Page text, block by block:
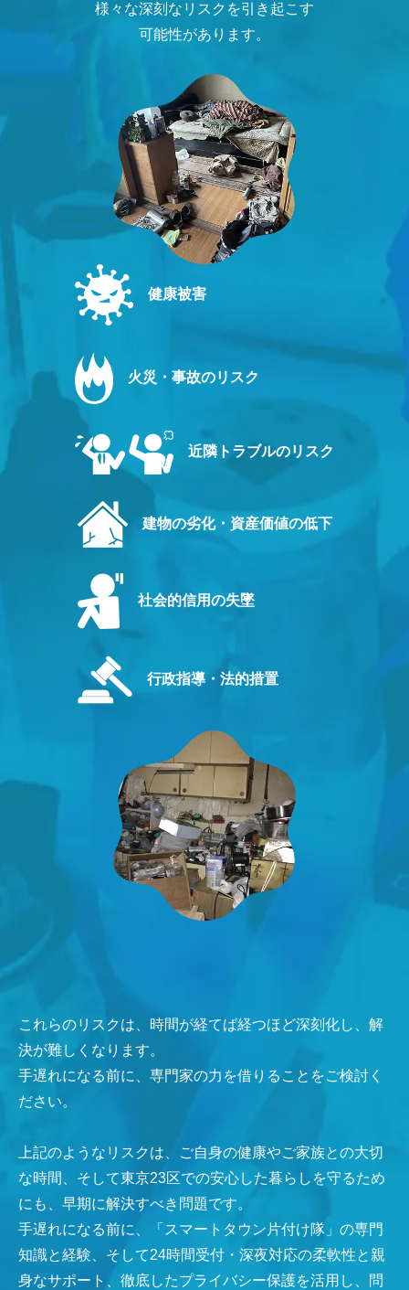
様々な深刻なリスクを引き起こす
可能性があります。
健康被害
火災・事故のリスク
近隣トラブルのリスク
建物の劣化・資産価値の低下
社会的信用の失墜
行政指導・法的措置
これらのリスクは、時間が経てば経つほど深刻化し、解
決が難しくなります。
手遅れになる前に、専門家の力を借りることをご検討く
ださい。
上記のようなリスクは、ご自身の健康やご家族との大切
な時間、そして東京23区での安心した暮らしを守るため
にも、早期に解決すべき問題です。
手遅れになる前に、「スマートタウン片付け隊」の専門
知識と経験、そして24時間受付・深夜対応の柔軟性と親
身なサポート、徹底したプライバシー保護を活用し、問